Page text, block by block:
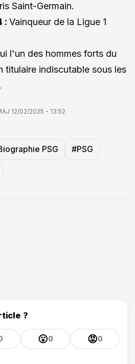
Saint-Germain.
: Vainqueur de la Ligue 1
l'un des hommes forts du
titulaire indiscutable sous les
12/02/2025 - 13:52
PSG #PSG
?
😮0 😡0